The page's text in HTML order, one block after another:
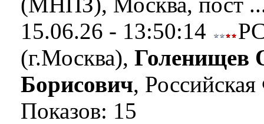
15.06.26 - 13:50:14
(г.Москва), Голенищев
Борисович,
Показов: 15